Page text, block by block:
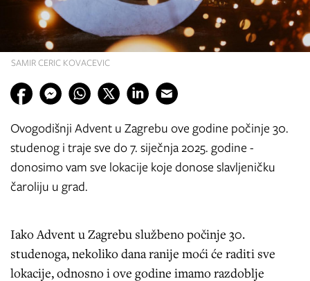
SAMIR CERIC KOVACEVIC
Ovogodišnji Advent u Zagrebu ove godine počinje 30.
studenog i traje sve do 7. siječnja 2025. godine -
donosimo vam sve lokacije koje donose slavljeničku
čaroliju u grad.
Iako Advent u Zagrebu službeno počinje 30.
studenoga, nekoliko dana ranije moći će raditi sve
lokacije, odnosno i ove godine imamo razdoblje